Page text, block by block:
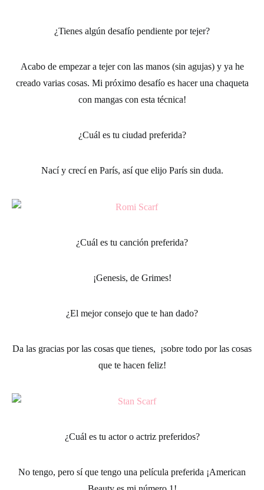
¿Tienes algún desafío pendiente por tejer?
Acabo de empezar a tejercon las manos (sin agujas) y ya he
creado varias cosas. Mi próximo desafío es hacer una chaqueta
con mangas con esta técnica!
¿Cuál es tu ciudad preferida?
Nací y crecí en París, así que elijo París sin duda.
¿Cuál es tu canción preferida?
¡Genesis, de Grimes!
¿El mejor consejo que te han dado?
Da las gracias por las cosas que tienes, ¡sobre todo por las cosas
que te hacen feliz!
¿Cuál es tu actor o actriz preferidos?
No tengo, pero sí que tengo una película preferida ¡American